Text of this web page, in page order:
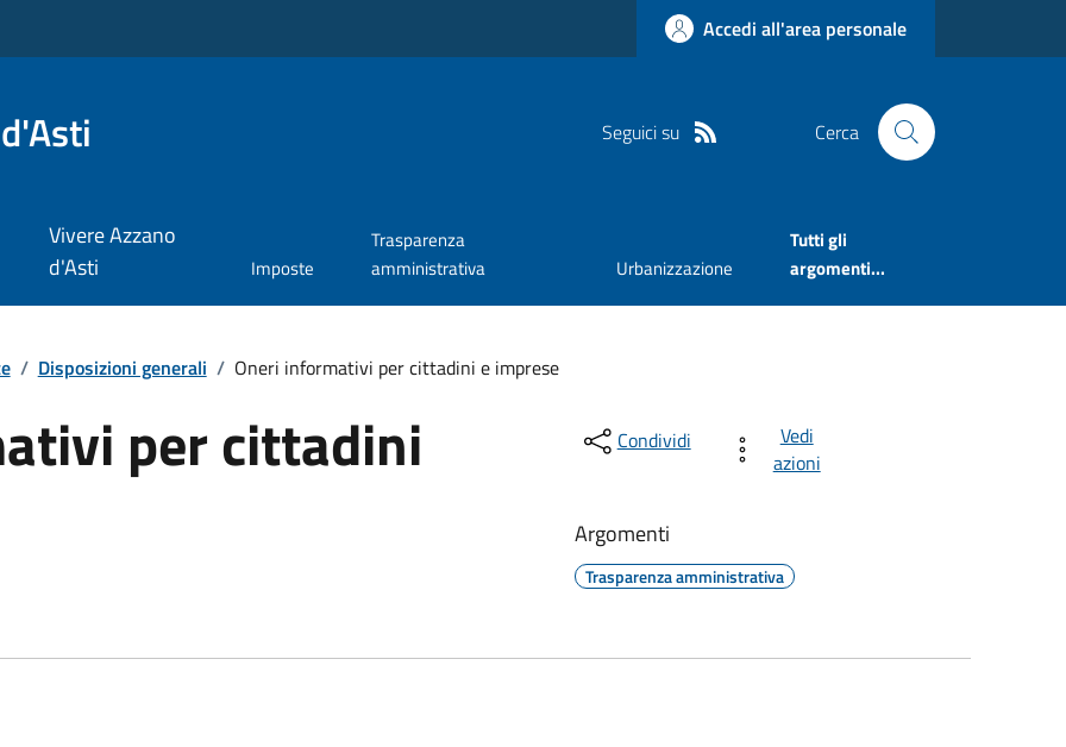
Accedi all'area personale
Seguici su Cerca
Vivere Azzano
d'Asti
Imposte
Trasparenza
amministrativa
Urbanizzazione
Tutti gli
argomenti...
/ Disposizioni generali / Oneri informativi per cittadini e imprese
per cittadini Condividi
Vedi
azioni
Argomenti
Trasparenza amministrativa